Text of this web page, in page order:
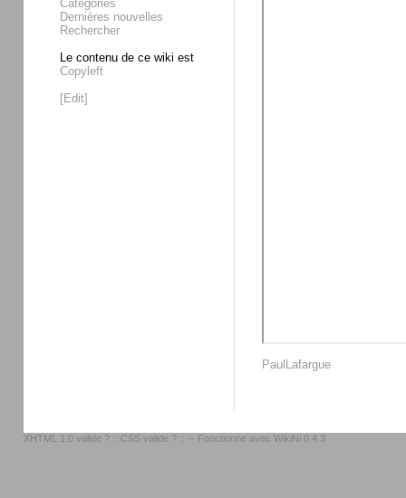
Catégories
Dernières nouvelles
Rechercher
Le contenu de ce wiki est
Copyleft
[Edit]
PaulLafargue
XHTML 1.0 valide ? :: CSS valide ? :: -- Fonctionne avec WikiNi 0.4.3